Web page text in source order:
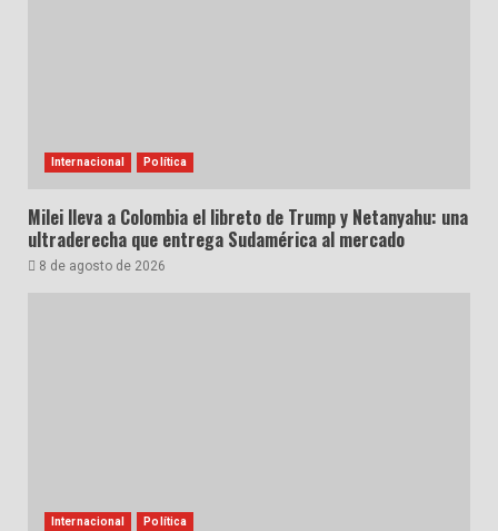
Internacional Política
Milei lleva a Colombia el libreto de Trump y Netanyahu: una
ultraderecha que entrega Sudamérica al mercado
8 de agosto de 2026
Internacional Política